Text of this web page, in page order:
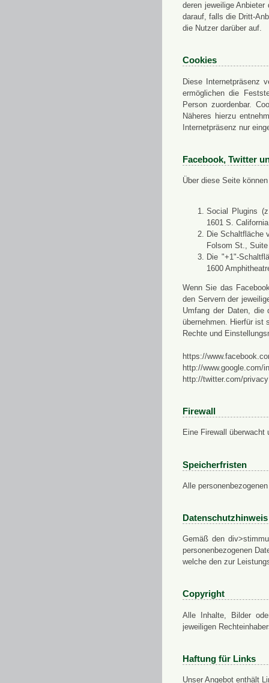
deren jeweilige
darauf, falls die Dritt-
die Nutzer darüber auf.
Cookies
Diese Internetpräsenz
ermöglichen die
Person zuordenbar.
Näheres hierzu
Internetpräsenz nur
Facebook, Twitter
Über diese Seite
Social Plugins
1601 S.
Die Schaltfläche
Folsom St.,
Die "+1"-
1600
Wenn Sie das
den Servern der
Umfang der Daten, die
übernehmen. Hierfür ist
Rechte und
https://
http://www.google.com/
http://twitter.com/privacy
Firewall
Eine Firewall
Speicherfristen
Alle
Datenschutzhinweis
Gemäß den
personenbezogenen
welche den zur
Copyright
Alle Inhalte, Bilder
jeweiligen
Haftung für Links
Unser Angebot enthält